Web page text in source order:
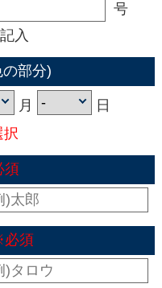
号
入
部分)
月
日
択
須
須